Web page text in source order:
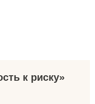
к риску»